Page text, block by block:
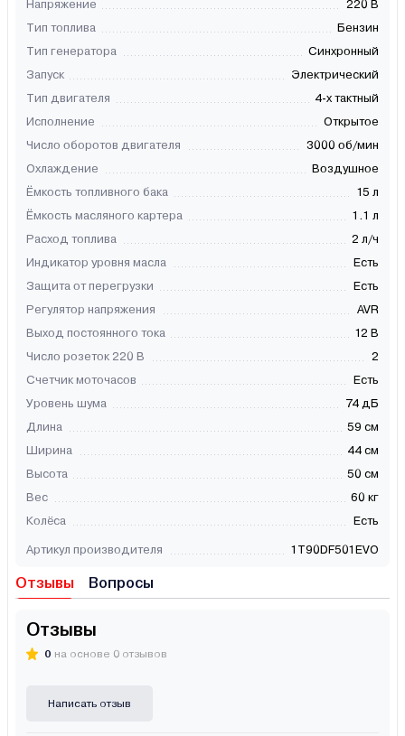
Напряжение
220 В
Тип топлива
Бензин
Тип генератора
Синхронный
Запуск
Электрический
Тип двигателя
4-х тактный
Исполнение
Открытое
Число оборотов двигателя
3000 об/мин
Охлаждение
Воздушное
Ёмкость топливного бака
15 л
Ёмкость масляного картера
1.1 л
Расход топлива
2 л/ч
Индикатор уровня масла
Есть
Защита от перегрузки
Есть
Регулятор напряжения
AVR
Выход постоянного тока
12 В
Число розеток 220 В
2
Счетчик моточасов
Есть
Уровень шума
74 дБ
Длина
59 см
Ширина
44 см
Высота
50 см
Вес
60 кг
Колёса
Есть
Артикул производителя 1T90DF501EVO
Отзывы Вопросы
Отзывы
0 на основе 0 отзывов
Написать отзыв